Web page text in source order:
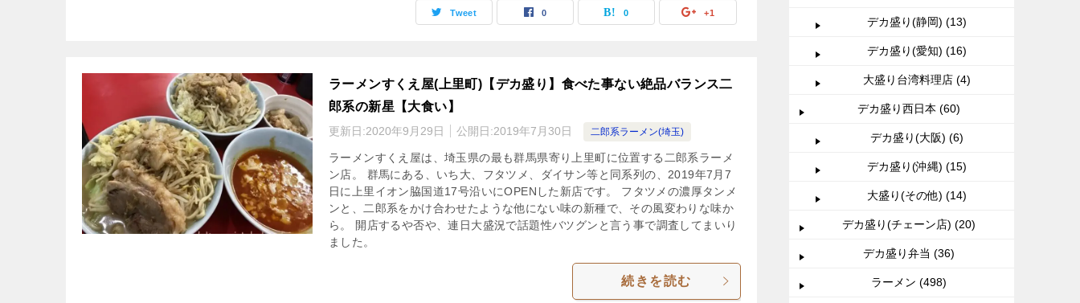
Tweet 0 0 +1
ラーメンすくえ屋(上里町)【デカ盛り】食べた事ない絶品バランス二
郎系の新星【大食い】
更新日:2020年9月29日 公開日:2019年7月30日 二郎系ラーメン(埼玉)
ラーメンすくえ屋は、埼玉県の最も群馬県寄り上里町に位置する二郎系ラーメ
ン店。 群馬にある、いち大、フタツメ、ダイサン等と同系列の、2019年7月7
日に上里イオン脇国道17号沿いにOPENした新店です。 フタツメの濃厚タンメ
ンと、二郎系をかけ合わせたような他にない味の新種で、その風変わりな味か
ら。 開店するや否や、連日大盛況で話題性バツグンと言う事で調査してまいり
ました。
続きを読む
デカ盛り(静岡) (13)
デカ盛り(愛知) (16)
大盛り台湾料理店 (4)
デカ盛り西日本 (60)
デカ盛り(大阪) (6)
デカ盛り(沖縄) (15)
大盛り(その他) (14)
デカ盛り(チェーン店) (20)
デカ盛り弁当 (36)
ラーメン (498)